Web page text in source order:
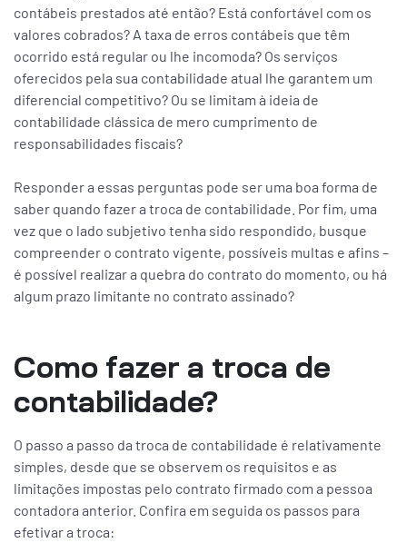
contábeis prestados até então? Está confortável com os
valores cobrados? A taxa de erros contábeis que têm
ocorrido está regular ou lhe incomoda? Os serviços
oferecidos pela sua contabilidade atual lhe garantem um
diferencial competitivo? Ou se limitam à ideia de
contabilidade clássica de mero cumprimento de
responsabilidades fiscais?
Responder a essas perguntas pode ser uma boa forma de
saber quando fazer a troca de contabilidade. Por fim, uma
vez que o lado subjetivo tenha sido respondido, busque
compreender o contrato vigente, possíveis multas e afins –
é possível realizar a quebra do contrato do momento, ou há
algum prazo limitante no contrato assinado?
Como fazer a troca de
contabilidade?
O passo a passo da troca de contabilidade é relativamente
simples, desde que se observem os requisitos e as
limitações impostas pelo contrato firmado com a pessoa
contadora anterior. Confira em seguida os passos para
efetivar a troca: